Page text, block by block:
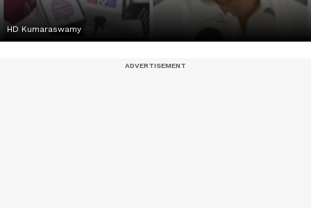
HD Kumaraswamy